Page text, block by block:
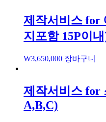
제작서비스 for
지포함 15P이
₩3,650,000 장바구니
제작서비스 for
A,B,C)